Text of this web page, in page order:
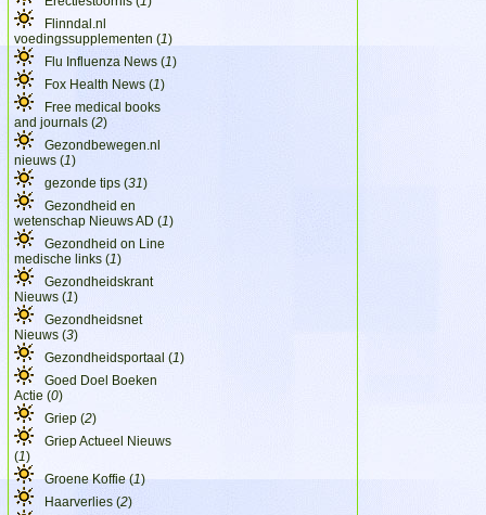
Flinndal.nl
voedingssupplementen (1)
Flu Influenza News (1)
Fox Health News (1)
Free medical books
and journals (2)
Gezondbewegen.nl
nieuws (1)
gezonde tips (31)
Gezondheid en
wetenschap Nieuws AD (1)
Gezondheid on Line
medische links (1)
Gezondheidskrant
Nieuws (1)
Gezondheidsnet
Nieuws (3)
Gezondheidsportaal (1)
Goed Doel Boeken
Actie (0)
Griep (2)
Griep Actueel Nieuws
(1)
Groene Koffie (1)
Haarverlies (2)